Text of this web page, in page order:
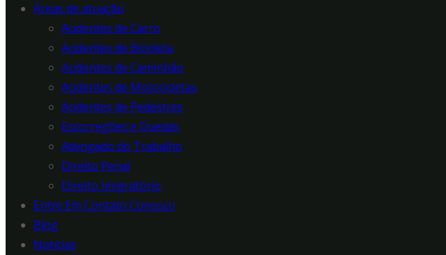
Áreas de atuação
Acidentes de Carro
Acidentes de Bicicleta
Acidentes de Caminhão
Acidentes de Motocicletas
Acidentes de Pedestres
Escorregões e Quedas
Advogado do Trabalho
Direito Penal
Direito Imigratório
Entre Em Contato Conosco
Blog
Notícias